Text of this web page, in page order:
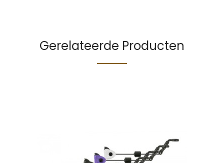
Gerelateerde Producten